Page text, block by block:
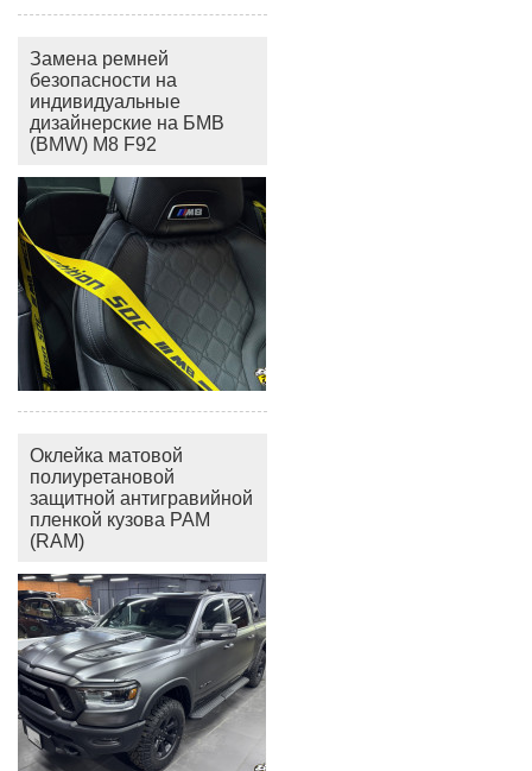
Замена ремней
безопасности на
индивидуальные
дизайнерские на БМВ
(BMW) M8 F92
Оклейка матовой
полиуретановой
защитной антигравийной
пленкой кузова РАМ
(RAM)